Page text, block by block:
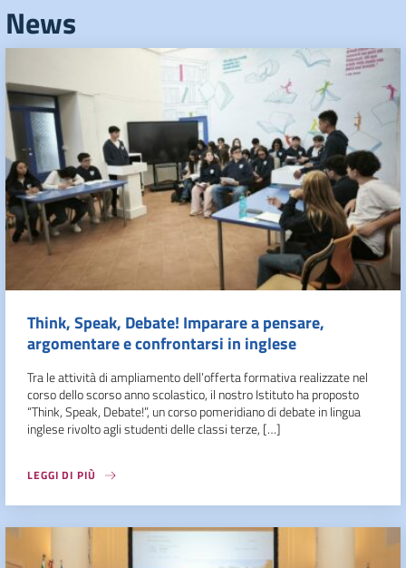
News
Think, Speak, Debate! Imparare a pensare,
argomentare e confrontarsi in inglese
Tra le attività di ampliamento dell’offerta formativa realizzate nel
corso dello scorso anno scolastico, il nostro Istituto ha proposto
“Think, Speak, Debate!”, un corso pomeridiano di debate in lingua
inglese rivolto agli studenti delle classi terze, […]
LEGGI DI PIÙ